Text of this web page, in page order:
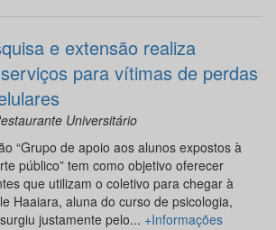
e extensão realiza
para vítimas de perdas
Universitário
“Grupo de apoio aos alunos expostos à
público” tem como objetivo oferecer
que utilizam o coletivo para chegar à
Haaiara, aluna do curso de psicologia,
justamente pelo... +Informações